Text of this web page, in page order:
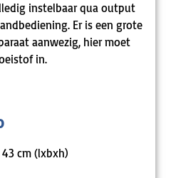
instelbaar qua output
Er is een grote
aanwezig, hier moet
in.
cm (lxbxh)